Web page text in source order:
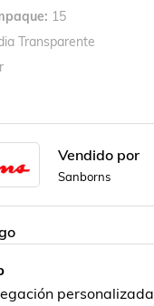
15
Transparente
Vendido por
Sanborns
personalizada